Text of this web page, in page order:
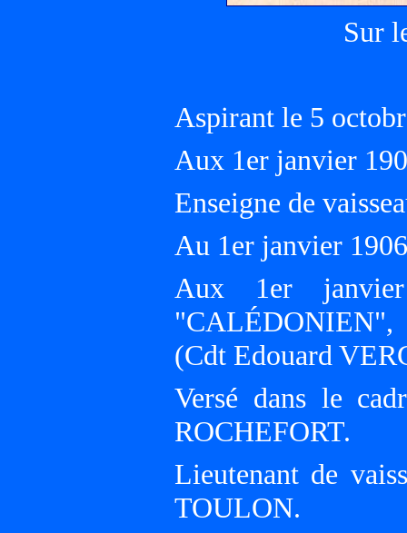
Sur
Aspirant le 5
Aux 1er janvier
Enseigne de
Au 1er janvier
Aux 1er
"CALÉDONIEN",
(Cdt Edouard
Versé dans le
ROCHEFORT.
Lieutenant de
TOULON.